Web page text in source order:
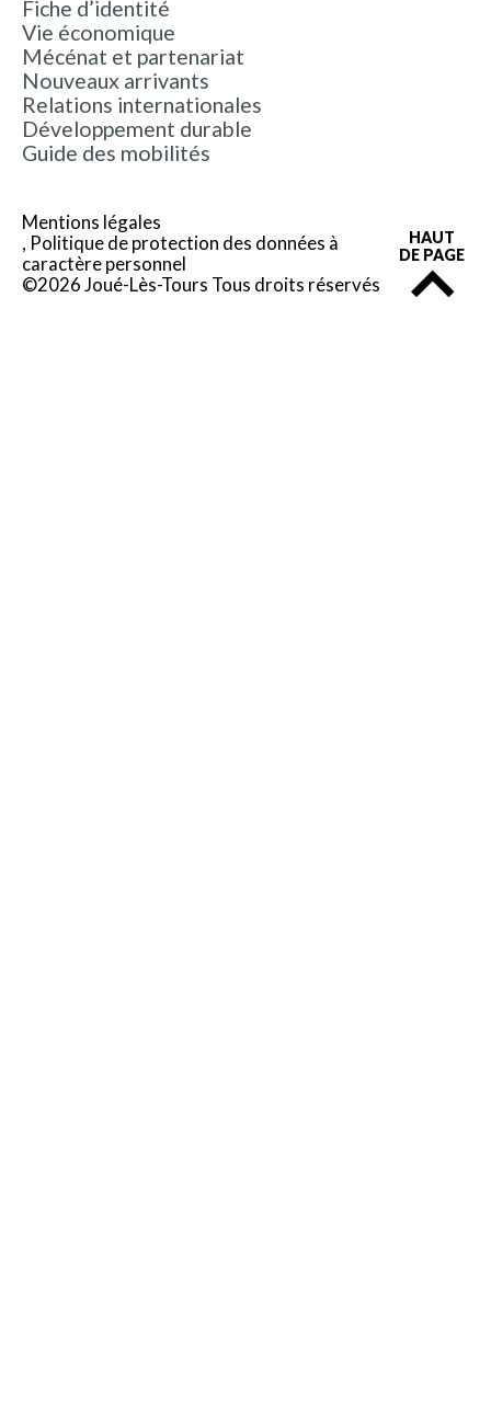
Fiche d’identité
Vie économique
Mécénat et partenariat
Nouveaux arrivants
Relations internationales
Développement durable
Guide des mobilités
Mentions légales
Politique de protection des données à
caractère personnel
©2026 Joué-Lès-Tours Tous droits réservés
HAUT
DE PAGE